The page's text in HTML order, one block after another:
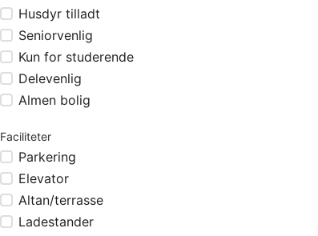
Husdyr tilladt
Seniorvenlig
Kun for studerende
Delevenlig
Almen bolig
Faciliteter
Parkering
Elevator
Altan/terrasse
Ladestander